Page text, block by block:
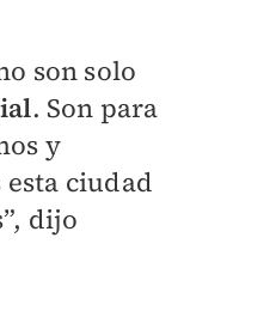
son solo
. Son para
y
ciudad
dijo